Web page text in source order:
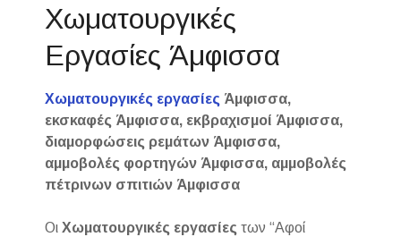
Χωματουργικές
Εργασίες Άμφισσα
Χωματουργικές εργασίες Άμφισσα,
εκσκαφές Άμφισσα, εκβραχισμοί Άμφισσα,
διαμορφώσεις ρεμάτων Άμφισσα,
αμμοβολές φορτηγών Άμφισσα, αμμοβολές
πέτρινων σπιτιών Άμφισσα
ΟιΧωματουργικές εργασίες των “Αφοί